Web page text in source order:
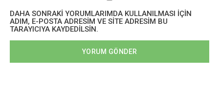
DAHA SONRAKI YORUMLARIMDA KULLANILMASI IÇIN
ADIM, E-POSTA ADRESIM VE SITE ADRESIM BU
TARAYICIYA KAYDEDILSIN.